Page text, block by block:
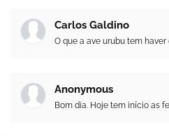
Carlos Galdino
O que a ave urubu tem
Anonymous
Bom dia. Hoje tem início as